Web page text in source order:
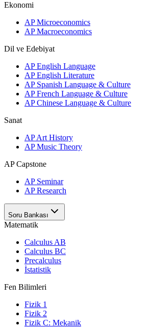
Ekonomi
AP Microeconomics
AP Macroeconomics
Dil ve Edebiyat
AP English Language
AP English Literature
AP Spanish Language & Culture
AP French Language & Culture
AP Chinese Language & Culture
Sanat
AP Art History
AP Music Theory
AP Capstone
AP Seminar
AP Research
Soru Bankası
Matematik
Calculus AB
Calculus BC
Precalculus
İstatistik
Fen Bilimleri
Fizik 1
Fizik 2
Fizik C: Mekanik